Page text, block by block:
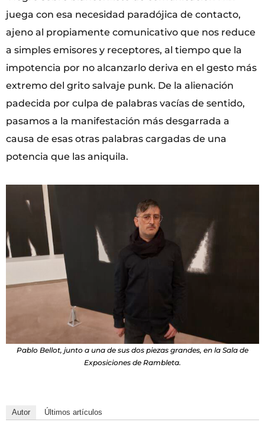
juega con esa necesidad paradójica de contacto,
ajeno al propiamente comunicativo que nos reduce
a simples emisores y receptores, al tiempo que la
impotencia por no alcanzarlo deriva en el gesto más
extremo del grito salvaje punk. De la alienación
padecida por culpa de palabras vacías de sentido,
pasamos a la manifestación más desgarrada a
causa de esas otras palabras cargadas de una
potencia que las aniquila.
Pablo Bellot, junto a una de sus dos piezas grandes, en la Sala de
Exposiciones de Rambleta.
Autor Últimos artículos